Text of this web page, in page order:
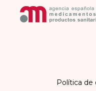
Política de